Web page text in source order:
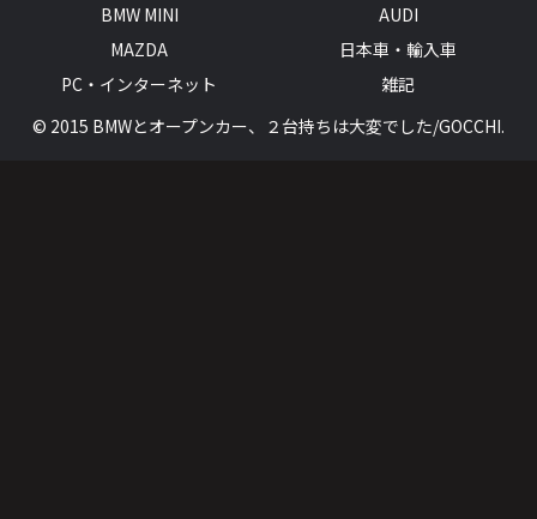
BMW MINI
AUDI
MAZDA
日本車・輸入車
PC・インターネット
雑記
© 2015 BMWとオープンカー、２台持ちは大変でした/GOCCHI.